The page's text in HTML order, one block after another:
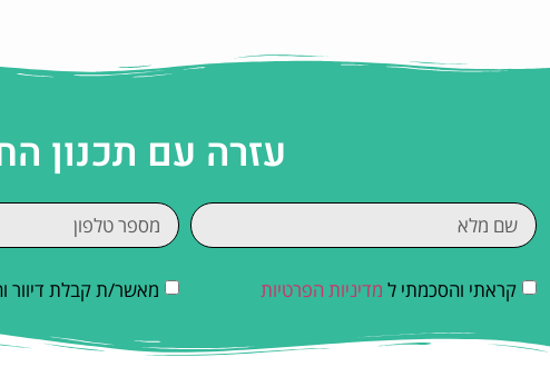
עזרה עם תכנון
קראתי והסכמתי ל מדיניות הפרטיות מאשר/ת קבלת דיוור